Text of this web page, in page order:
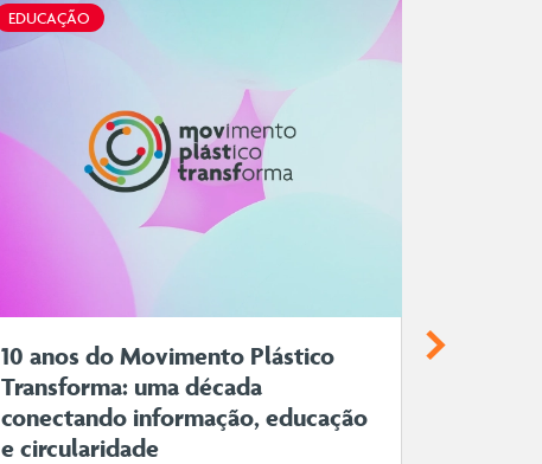
EDUCAÇÃO
10 anos do Movimento Plástico
Transforma: uma década
conectando informação, educação
e circularidade